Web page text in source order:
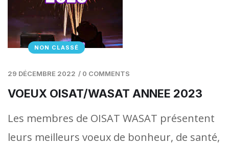
NON CLASSÉ
29 DÉCEMBRE 2022 / 0 COMMENTS
VOEUX OISAT/WASAT ANNEE 2023
Les membres de OISAT WASAT présentent
leurs meilleurs voeux de bonheur, de santé,